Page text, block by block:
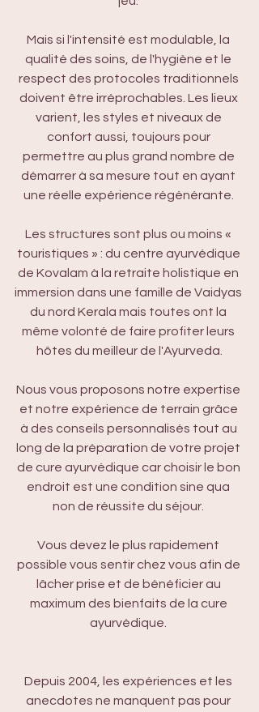
Mais si l'intensité est modulable, la
qualité des soins, de l'hygiène et le
respect des protocoles traditionnels
doivent être irréprochables. Les lieux
varient, les styles et niveaux de
confort aussi, toujours pour
permettre au plus grand nombre de
démarrer à sa mesure tout en ayant
une réelle expérience régénérante.
Les structures sont plus ou moins «
touristiques » : du centre ayurvédique
de Kovalam à la retraite holistique en
immersion dans une famille de Vaidyas
du nord Kerala mais toutes ont la
même volonté de faire profiter leurs
hôtes du meilleur de l'Ayurveda.
Nous vous proposons notre expertise
et notre expérience de terrain grâce
à des conseils personnalisés tout au
long de la préparation de votre projet
de cure ayurvédique car choisir le bon
endroit est une condition sine qua
non de réussite du séjour.
Vous devez le plus rapidement
possible vous sentir chez vous afin de
lâcher prise et de bénéficier au
maximum des bienfaits de la cure
ayurvédique.
Depuis 2004, les expériences et les
anecdotes ne manquent pas pour